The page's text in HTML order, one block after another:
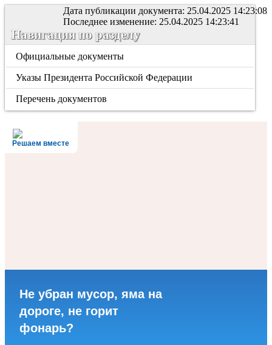
Дата публикации документа: 25.04.2025 14:23:08
Последнее изменение: 25.04.2025 14:23:41
Навигация по разделу
Официальные документы
Указы Президента Российской Федерации
Перечень документов
Решаем вместе
Не убран мусор, яма на
дороге, не горит
фонарь?